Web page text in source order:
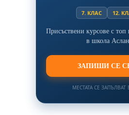
7. КЛАС 12.
Присъствени курсове с топ
в школа Аслан.
ЗАПИШИ СЕ
МЕСТАТА СЕ ЗАПЪЛВАТ